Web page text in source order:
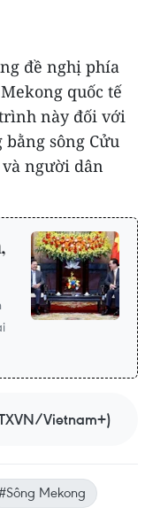
đề nghị phía
quốc tế
này đối với
sông Cửu
người dân
Vietnam+)
#Sông Mekong